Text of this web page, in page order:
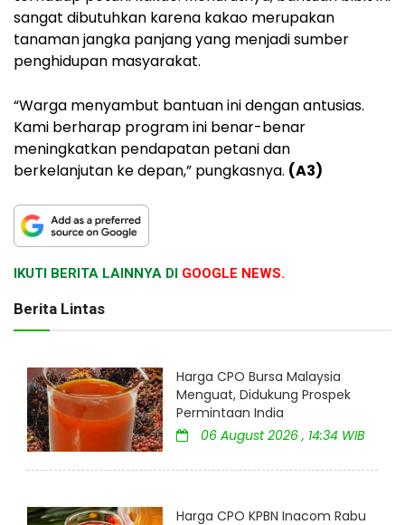
sangat dibutuhkan karena kakao merupakan
tanaman jangka panjang yang menjadi sumber
penghidupan masyarakat.
“Warga menyambut bantuan ini dengan antusias.
Kami berharap program ini benar-benar
meningkatkan pendapatan petani dan
berkelanjutan ke depan,” pungkasnya. (A3)
IKUTI BERITA LAINNYA DI GOOGLE NEWS.
Berita Lintas
Harga CPO Bursa Malaysia
Menguat, Didukung Prospek
Permintaan India
06 August 2026 , 14:34 WIB
Harga CPO KPBN Inacom Rabu